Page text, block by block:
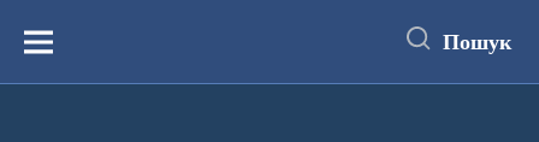
вмістуМеню Пошук